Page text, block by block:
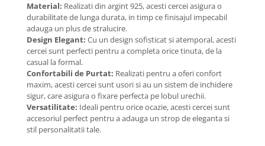
BRĂȚĂRI CU ȘNUR REGLABIL
Brățări din Aur cu șnur reglabil
Brățări din Argint cu șnur reglabil
BRĂȚĂRI CU PIETRE SEMIPREȚIOASE
Brățări din Aur cu pietre
semiprețioase
Brățări din Argint cu pietre
semiprețioase
Brățări elastice cu pietre
Material: Realizati din argint 925, acesti cercei asigura o
durabilitate de lunga durata, in timp ce finisajul impecabil
adauga un plus de stralucire.
Design Elegant: Cu un design sofisticat si atemporal, acesti
cercei sunt perfecti pentru a completa orice tinuta, de la
casual la formal.
Confortabili de Purtat: Realizati pentru a oferi confort
maxim, acesti cercei sunt usori si au un sistem de inchidere
sigur, care asigura o fixare perfecta pe lobul urechii.
Versatilitate: Ideali pentru orice ocazie, acesti cercei sunt
accesoriul perfect pentru a adauga un strop de eleganta si
stil personalitatii tale.